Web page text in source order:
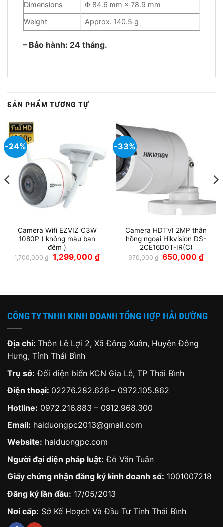
Dimensions
Φ 84.6 mm × 78.9 mm
Weight
Approx. 140.5 g
– Bảo hành: 24 tháng.
SẢN PHẨM TƯƠNG TỰ
-24%
Camera Wifi EZVIZ C3W
1080P ( không màu ban
đêm )
1,700,000₫ Giá
gốc
1,299,000 ₫Giá
hiện
-33%
Camera HDTVI 2MP thân
hồng ngoại Hikvision DS-
2CE16D0T-IR(C)
970,000₫ Giá
gốc
650,000₫Giá
CÔNG TY TNHH KINH DOANH TỔNG HỢP HẢI ĐƯỜNG
Địa chỉ: Thôn Lê Lợi 2, Xã Đông Xuân, Huyện Đông
Hưng, Tỉnh Thái Bình
Trụ sở: Đối diện biển KCN Gia Lễ, TP Thái Bình
Điện thoại: 02276.282.626 – 0972.105.862
Hotline: 0972.216.883 – 0912.968.300
Email: haiduongpc2013@gmail.com
Website: haiduongpc.com
Người đại diện pháp luật: Đỗ Văn Tuân
Giấy chứng nhận đăng ký kinh doanh số: 1001007218
Đăng ký lần đầu: 17/05/2013
Nơi cấp: Sở Kế Hoạch Và Đầu Tư Tỉnh Thái Bình